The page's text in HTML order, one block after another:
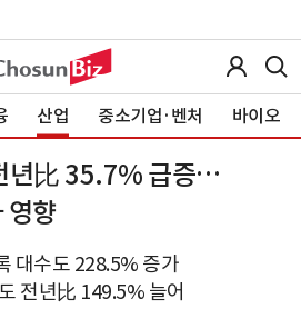
산업 중소기업·벤처 바이오
년比 35.7% 급증…
영향
대수도 228.5% 증가
전년比 149.5% 늘어